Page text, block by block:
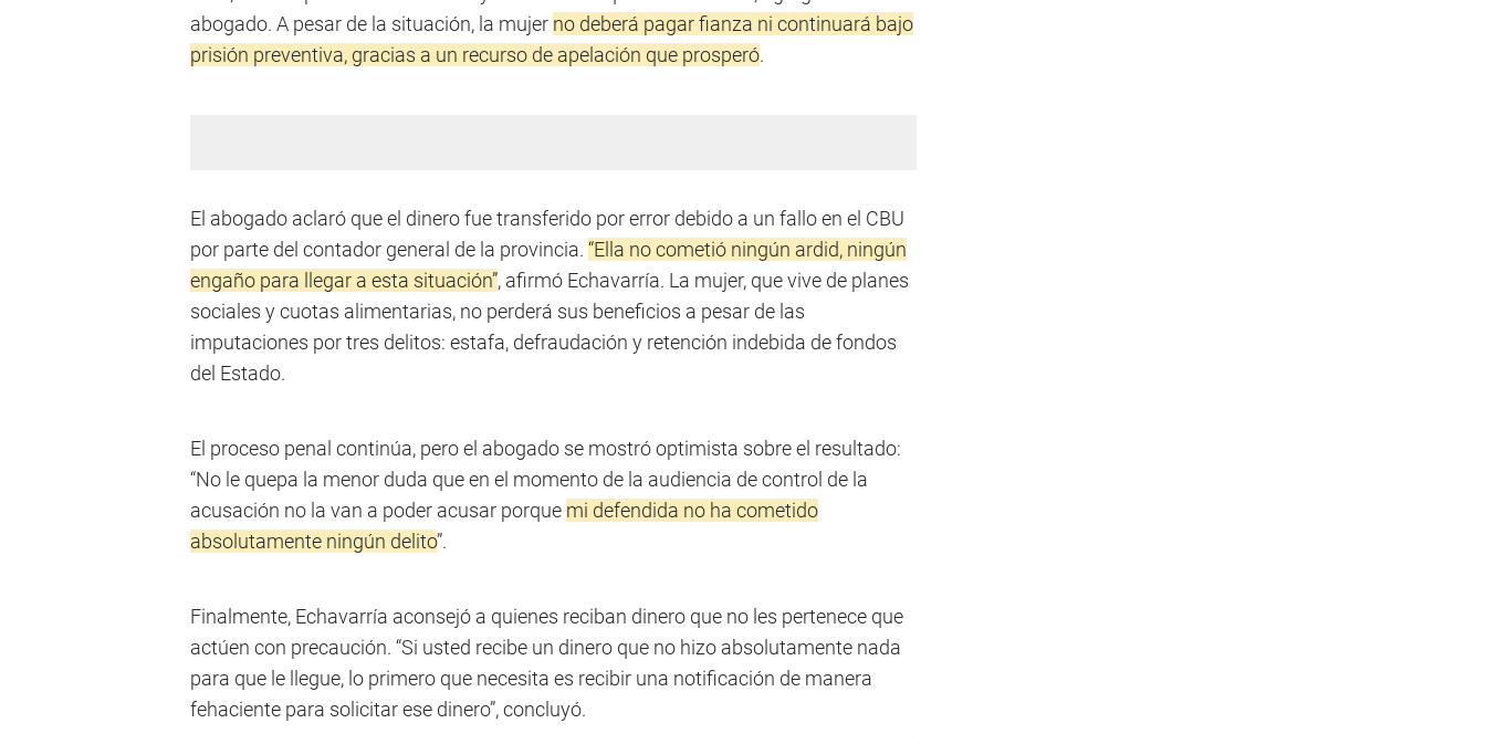
abogado. A pesar de la situación, la mujer no deberá pagar fianza ni continuará bajo
prisión preventiva, gracias a un recurso de apelación que prosperó.
El abogado aclaró que el dinero fue transferido por error debido a un fallo en el CBU
por parte del contador general de la provincia. “Ella no cometió ningún ardid, ningún
engaño para llegar a esta situación”, afirmó Echavarría. La mujer, que vive de planes
sociales y cuotas alimentarias, no perderá sus beneficios a pesar de las
imputaciones por tres delitos: estafa, defraudación y retención indebida de fondos
del Estado.
El proceso penal continúa, pero el abogado se mostró optimista sobre el resultado:
“No le quepa la menor duda que en el momento de la audiencia de control de la
acusación no la van a poder acusar porque mi defendida no ha cometido
absolutamente ningún delito”.
Finalmente, Echavarría aconsejó a quienes reciban dinero que no les pertenece que
actúen con precaución. “Si usted recibe un dinero que no hizo absolutamente nada
para que le llegue, lo primero que necesita es recibir una notificación de manera
fehaciente para solicitar ese dinero”, concluyó.